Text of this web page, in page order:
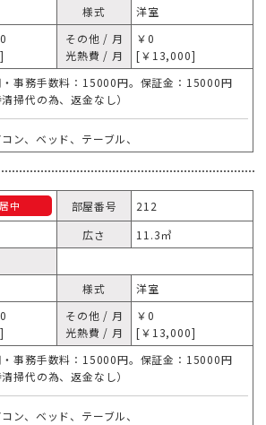
様式
洋室
その他 / 月
光熱費 / 月
￥0
[￥13,000]
事務手数料：15000円。保証金：15000円
清掃代の為、返金なし）
ン、ベッド、テーブル、
中 部屋番号
212
広さ
11.3㎥
様式
洋室
その他 / 月
光熱費 / 月
￥0
[￥13,000]
事務手数料：15000円。保証金：15000円
清掃代の為、返金なし）
ン、ベッド、テーブル、